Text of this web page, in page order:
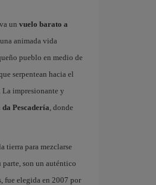
un vuelo barato a
animada vida
pueblo en medio de
serpentean hacia el
La impresionante y
Pescadería, donde
tierra para mezclarse
parte, son un auténtico
fue elegida en 2007 por